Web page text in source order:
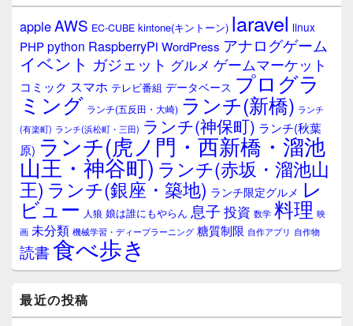
ウ
ィ
ジ
ェ
ア
appleAWS EC-CUBE kintone(キントーン) laravel linux
PHPpython RaspberryPi WordPress アナログゲーム
イベント ガジェット グルメ ゲームマーケット
コミック スマホ テレビ番組 データベース プログラ
ミング ランチ(五反田・大崎) ランチ(新橋) ランチ
(有楽町) ランチ(浜松町・三田) ランチ(神保町) ランチ(秋葉
原) ランチ(虎ノ門・西新橋・溜池
山王・神谷町) ランチ(赤坂・溜池山
王) ランチ(銀座・築地) ランチ限定グルメ レ
ビュー 人狼 娘は誰にもやらん 息子 投資 数学 料理 映
画 未分類 機械学習・ディープラーニング 糖質制限 自作アプリ 自作物
読書食べ歩き
最近の投稿